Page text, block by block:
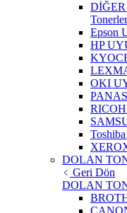
Tonerler
Epson
HP
OKI
DOLAN
Geri Dön
DOLAN